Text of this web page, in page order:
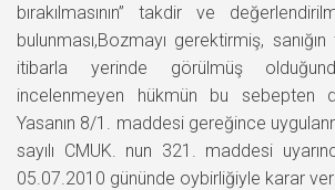
bırakılmasının” takdir ve
bulunması,Bozmayı gerektirmiş,
itibarla yerinde görülmüş
incelenmeyen hükmün bu sebepten
Yasanın 8/1. maddesi gereğince
sayılı CMUK. nun 321. maddesi
05.07.2010 gününde oybirliğiyle karar